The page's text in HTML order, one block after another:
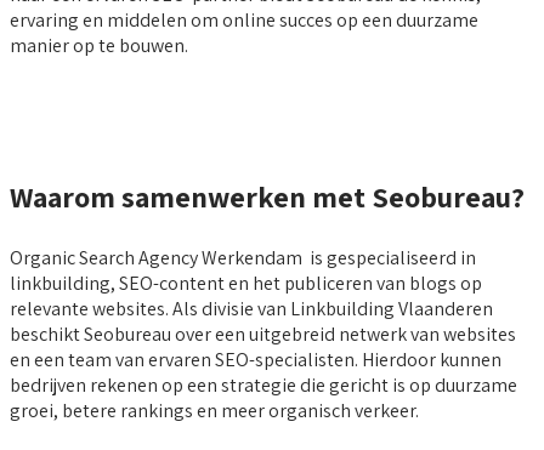
ervaring en middelen om online succes op een duurzame
manier op te bouwen.
Waarom samenwerken met Seobureau?
Organic Search Agency Werkendam is gespecialiseerd in
linkbuilding, SEO-content en het publiceren van blogs op
relevante websites. Als divisie van Linkbuilding Vlaanderen
beschikt Seobureau over een uitgebreid netwerk van websites
en een team van ervaren SEO-specialisten. Hierdoor kunnen
bedrijven rekenen op een strategie die gericht is op duurzame
groei, betere rankings en meer organisch verkeer.